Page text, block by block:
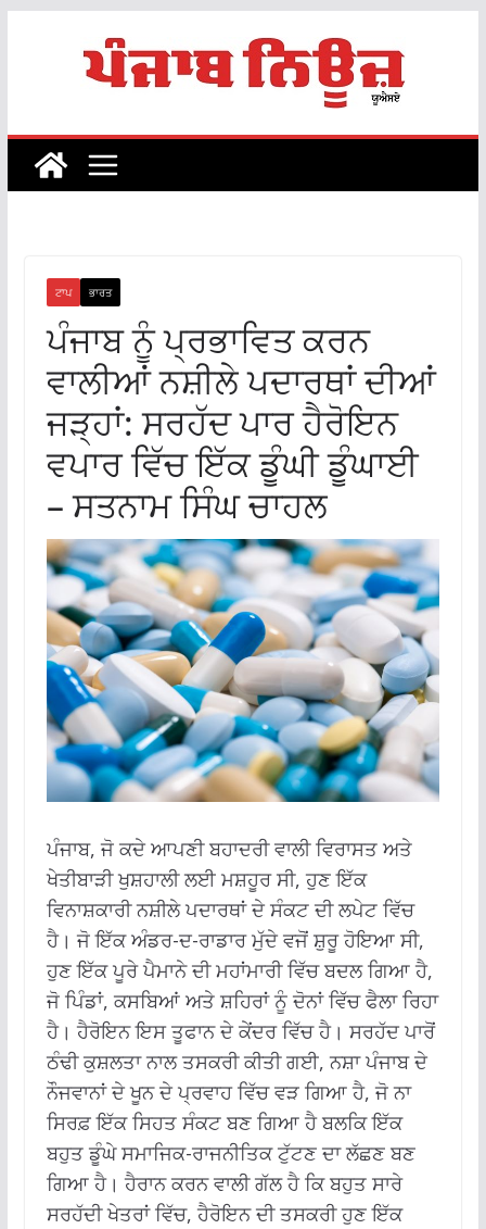
ਟਾਪ ਭਾਰਤ
ਪੰਜਾਬ ਨੂੰ ਪ੍ਰਭਾਵਿਤ ਕਰਨ
ਵਾਲੀਆਂ ਨਸ਼ੀਲੇ ਪਦਾਰਥਾਂ ਦੀਆਂ
ਜੜ੍ਹਾਂ: ਸਰਹੱਦ ਪਾਰ ਹੈਰੋਇਨ
ਵਪਾਰ ਵਿੱਚ ਇੱਕ ਡੂੰਘੀ ਡੂੰਘਾਈ
– ਸਤਨਾਮ ਸਿੰਘ ਚਾਹਲ
ਪੰਜਾਬ, ਜੋ ਕਦੇ ਆਪਣੀ ਬਹਾਦਰੀ ਵਾਲੀ ਵਿਰਾਸਤ ਅਤੇ
ਖੇਤੀਬਾੜੀ ਖੁਸ਼ਹਾਲੀ ਲਈ ਮਸ਼ਹੂਰ ਸੀ, ਹੁਣ ਇੱਕ
ਵਿਨਾਸ਼ਕਾਰੀ ਨਸ਼ੀਲੇ ਪਦਾਰਥਾਂ ਦੇ ਸੰਕਟ ਦੀ ਲਪੇਟ ਵਿੱਚ
ਹੈ। ਜੋ ਇੱਕ ਅੰਡਰ-ਦ-ਰਾਡਾਰ ਮੁੱਦੇ ਵਜੋਂ ਸ਼ੁਰੂ ਹੋਇਆ ਸੀ,
ਹੁਣ ਇੱਕ ਪੂਰੇ ਪੈਮਾਨੇ ਦੀ ਮਹਾਂਮਾਰੀ ਵਿੱਚ ਬਦਲ ਗਿਆ ਹੈ,
ਜੋ ਪਿੰਡਾਂ, ਕਸਬਿਆਂ ਅਤੇ ਸ਼ਹਿਰਾਂ ਨੂੰ ਦੋਨਾਂ ਵਿੱਚ ਫੈਲਾ ਰਿਹਾ
ਹੈ। ਹੈਰੋਇਨ ਇਸ ਤੂਫਾਨ ਦੇ ਕੇਂਦਰ ਵਿੱਚ ਹੈ। ਸਰਹੱਦ ਪਾਰੋਂ
ਠੰਢੀ ਕੁਸ਼ਲਤਾ ਨਾਲ ਤਸਕਰੀ ਕੀਤੀ ਗਈ, ਨਸ਼ਾ ਪੰਜਾਬ ਦੇ
ਨੌਜਵਾਨਾਂ ਦੇ ਖੂਨ ਦੇ ਪ੍ਰਵਾਹ ਵਿੱਚ ਵੜ ਗਿਆ ਹੈ, ਜੋ ਨਾ
ਸਿਰਫ਼ ਇੱਕ ਸਿਹਤ ਸੰਕਟ ਬਣ ਗਿਆ ਹੈ ਬਲਕਿ ਇੱਕ
ਬਹੁਤ ਡੂੰਘੇ ਸਮਾਜਿਕ-ਰਾਜਨੀਤਿਕ ਟੁੱਟਣ ਦਾ ਲੱਛਣ ਬਣ
ਗਿਆ ਹੈ। ਹੈਰਾਨ ਕਰਨ ਵਾਲੀ ਗੱਲ ਹੈ ਕਿ ਬਹੁਤ ਸਾਰੇ
ਸਰਹੱਦੀ ਖੇਤਰਾਂ ਵਿੱਚ, ਹੈਰੋਇਨ ਦੀ ਤਸਕਰੀ ਹੁਣ ਇੱਕ